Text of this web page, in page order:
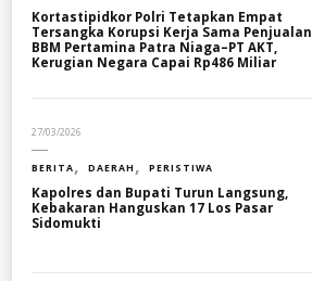
Kortastipidkor Polri Tetapkan Empat
Tersangka Korupsi Kerja Sama Penjualan
BBM Pertamina Patra Niaga–PT AKT,
Kerugian Negara Capai Rp486 Miliar
27/03/2026
BERITA DAERAH PERISTIWA
Kapolres dan Bupati Turun Langsung,
Kebakaran Hanguskan 17 Los Pasar
Sidomukti